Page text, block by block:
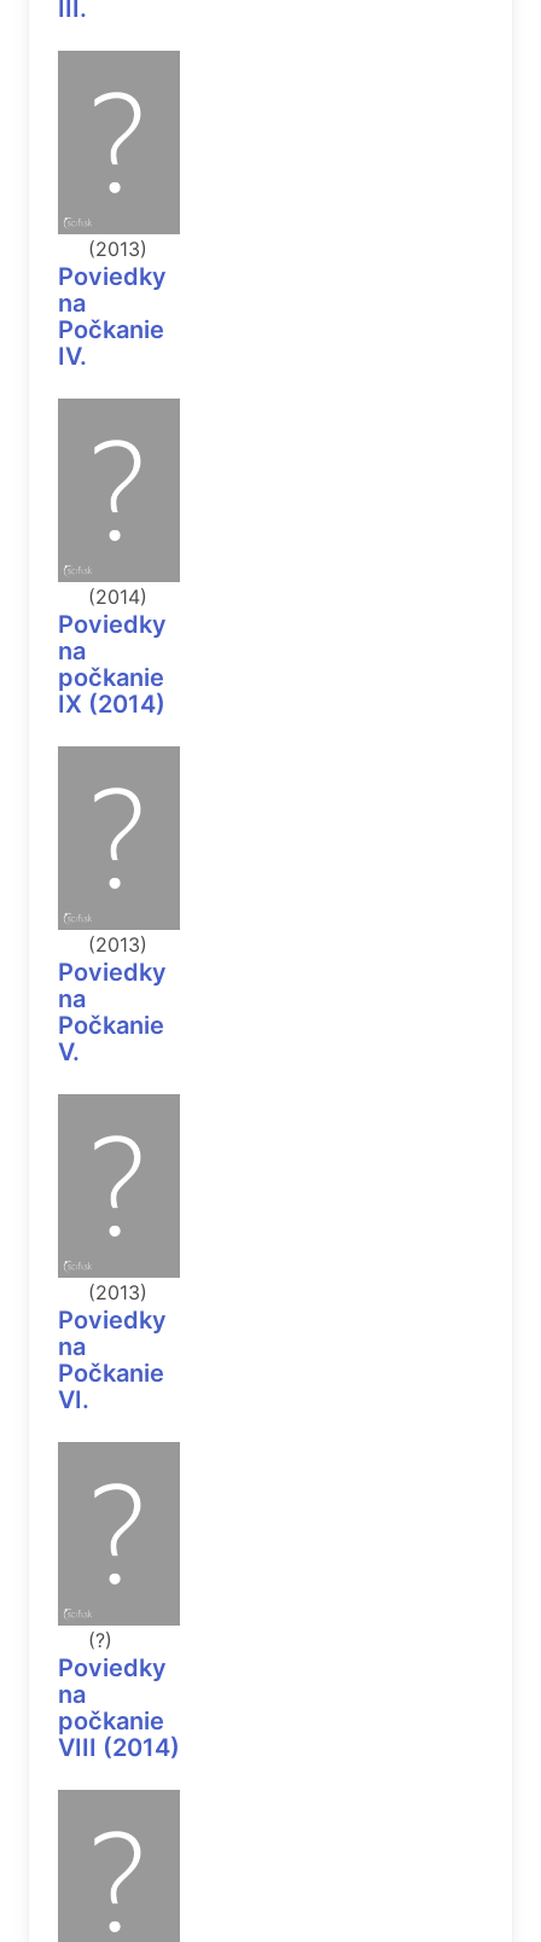
III.
(2013)
Poviedky
na
Počkanie
IV.
(2014)
Poviedky
na
počkanie
IX (2014)
(2013)
Poviedky
na
Počkanie
V.
(2013)
Poviedky
na
Počkanie
VI.
(?)
Poviedky
na
počkanie
VIII (2014)